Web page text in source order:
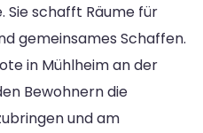
Sie schafft Räume für
gemeinsames Schaffen.
in Mühlheim an der
Bewohnern die
und am